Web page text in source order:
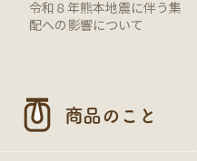
令和８年熊本地震に伴う集
配への影響について
商品のこと